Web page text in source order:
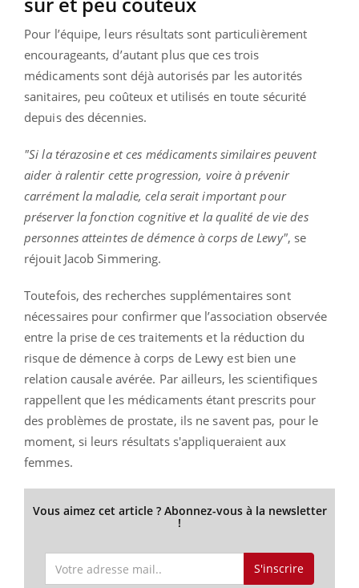
Pour l’équipe, leurs résultats sont particulièrement
encourageants, d’autant plus que ces trois
médicaments sont déjà autorisés par les autorités
sanitaires, peu coûteux et utilisés en toute sécurité
depuis des décennies.
"Si la térazosine et ces médicaments similaires peuvent
aider à ralentir cette progression, voire à prévenir
carrément la maladie, cela serait important pour
préserver la fonction cognitive et la qualité de vie des
personnes atteintes de démence à corps de Lewy", se
réjouit Jacob Simmering.
Toutefois, des recherches supplémentaires sont
nécessaires pour confirmer que l’association observée
entre la prise de ces traitements et la réduction du
risque de démence à corps de Lewy est bien une
relation causale avérée. Par ailleurs, les scientifiques
rappellent que les médicaments étant prescrits pour
des problèmes de prostate, ils ne savent pas, pour le
moment, si leurs résultats s'appliqueraient aux
femmes.
Vous aimez cet article ? Abonnez-vous à la newsletter
!
S'inscrire